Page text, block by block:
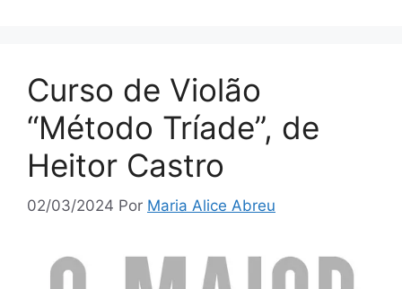
Curso de Violão
“Método Tríade”, de
Heitor Castro
02/03/2024 Por Maria Alice Abreu